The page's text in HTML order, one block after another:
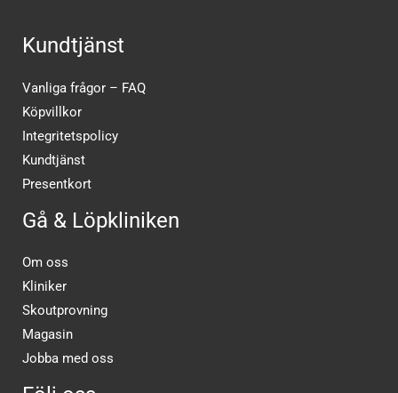
Kundtjänst
Vanliga frågor – FAQ
Köpvillkor
Integritetspolicy
Kundtjänst
Presentkort
Gå & Löpkliniken
Om oss
Kliniker
Skoutprovning
Magasin
Jobba med oss